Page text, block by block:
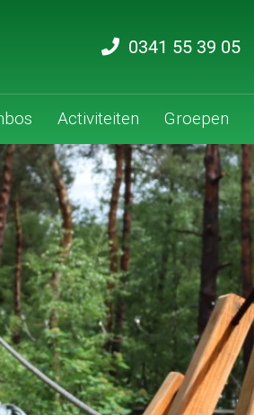
0341 55 39 05
Activiteiten Groepen